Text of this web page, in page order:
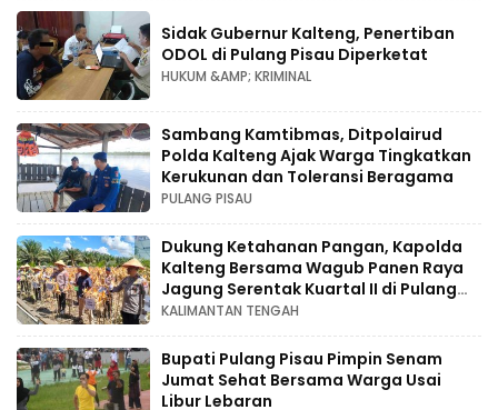
Sidak Gubernur Kalteng, Penertiban
ODOL di Pulang Pisau Diperketat
HUKUM &AMP; KRIMINAL
Sambang Kamtibmas, Ditpolairud
Polda Kalteng Ajak Warga Tingkatkan
Kerukunan dan Toleransi Beragama
PULANG PISAU
Dukung Ketahanan Pangan, Kapolda
Kalteng Bersama Wagub Panen Raya
Jagung Serentak Kuartal II di Pulang
Pisau
KALIMANTAN TENGAH
Bupati Pulang Pisau Pimpin Senam
Jumat Sehat Bersama Warga Usai
Libur Lebaran